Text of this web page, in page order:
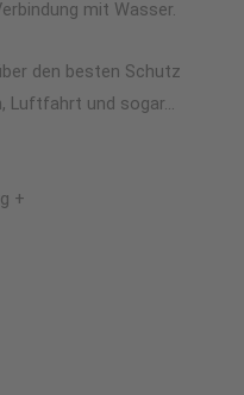
mit Wasser.
den besten Schutz
Luftfahrt und sogar…
+